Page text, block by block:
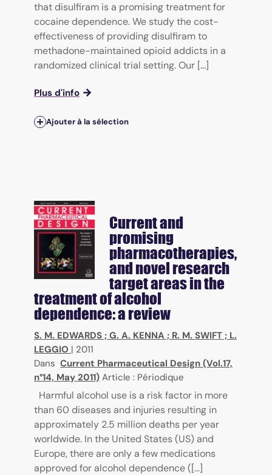
that disulfiram is a promising treatment for
cocaine dependence. We study the cost-
effectiveness of providing disulfiram to
methadone-maintained opioid addicts in a
randomized clinical trial setting. Our [...]
Plus d'info
Ajouter à la sélection
Current and
promising
pharmacotherapies,
and novel research
target areas in the
treatment of alcohol
dependence: a review
S. M. EDWARDS ; G. A. KENNA ; R. M. SWIFT ; L.
LEGGIO | 2011
Dans Current Pharmaceutical Design (Vol.17,
n°14, May 2011) Article : Périodique
Harmful alcohol use is a risk factor in more
than 60 diseases and injuries resulting in
approximately 2.5 million deaths per year
worldwide. In the United States (US) and
Europe, there are only a few medications
approved for alcohol dependence ([...]